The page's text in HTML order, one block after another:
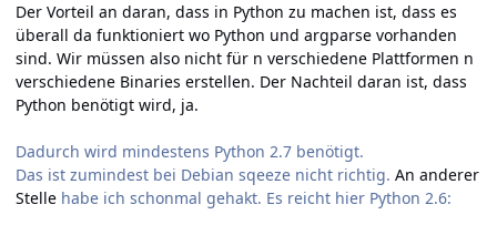
Der Vorteil an daran, dass in Python zu machen ist, dass es
überall da funktioniert wo Python und argparse vorhanden
sind. Wir müssen also nicht für n verschiedene Plattformen n
verschiedene Binaries erstellen. Der Nachteil daran ist, dass
Python benötigt wird, ja.
Dadurch wird mindestens Python 2.7 benötigt.
Das ist zumindest bei Debian sqeeze nicht richtig. An anderer
Stelle habe ich schonmal gehakt. Es reicht hier Python 2.6: